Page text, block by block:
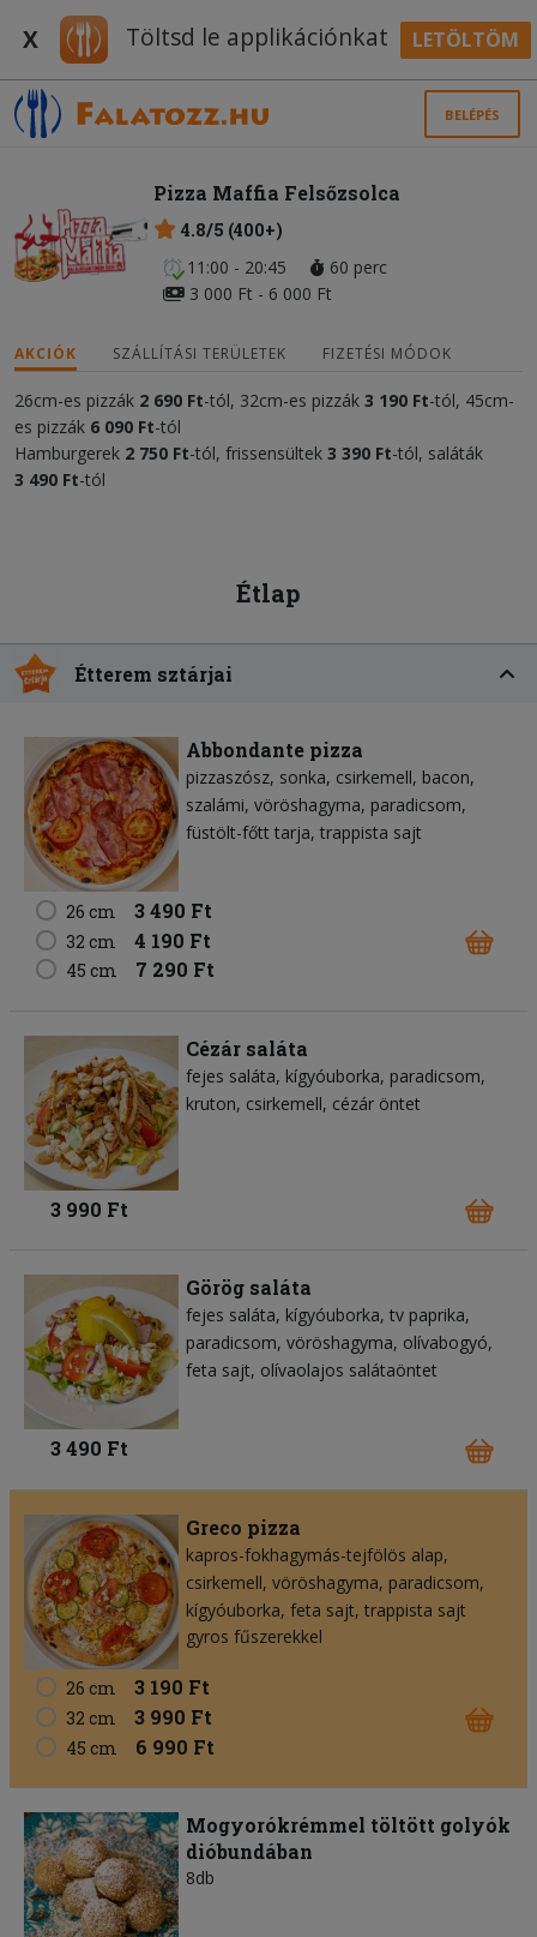
X Töltsd le applikációnkat LETÖLTÖM
BELÉPÉS
Pizza Maffia Felsőzsolca
4.8/5 (400+)
11:00 - 20:45
60 perc
3 000 Ft - 6 000 Ft
AKCIÓK SZÁLLÍTÁSI TERÜLETEK FIZETÉSI MÓDOK
26cm-es pizzák 2 690 Ft-tól, 32cm-es pizzák 3 190 Ft-tól, 45cm-
es pizzák 6 090 Ft-tól
Hamburgerek 2 750 Ft-tól, frissensültek 3 390 Ft-tól, saláták
3 490 Ft-tól
Étlap
Étterem sztárjai
Abbondante pizza
pizzaszósz sonka csirkemell bacon
szalámi vöröshagyma paradicsom
füstölt-főtt tarja trappista sajt
26 cm 3 490 Ft
32 cm 4 190 Ft
45 cm 7 290 Ft
Cézár saláta
fejes saláta kígyóuborka paradicsom
kruton csirkemell cézár öntet
3 990 Ft
Görög saláta
fejes saláta kígyóuborka tv paprika
paradicsom vöröshagyma olívabogyó
feta sajt olívaolajos salátaöntet
3 490 Ft
Greco pizza
kapros-fokhagymás-tejfölös alap
csirkemell vöröshagyma paradicsom
kígyóuborka feta sajt trappista sajt
gyros fűszerekkel
26 cm 3 190 Ft
32 cm 3 990 Ft
45 cm 6 990 Ft
Mogyorókrémmel töltött golyók
dióbundában
8db